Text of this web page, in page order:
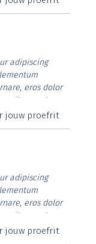
adipiscing
eros dolor
vitae erat.
rutrum lorem
jouw proefrit
adipiscing
eros dolor
vitae erat.
rutrum lorem
jouw proefrit